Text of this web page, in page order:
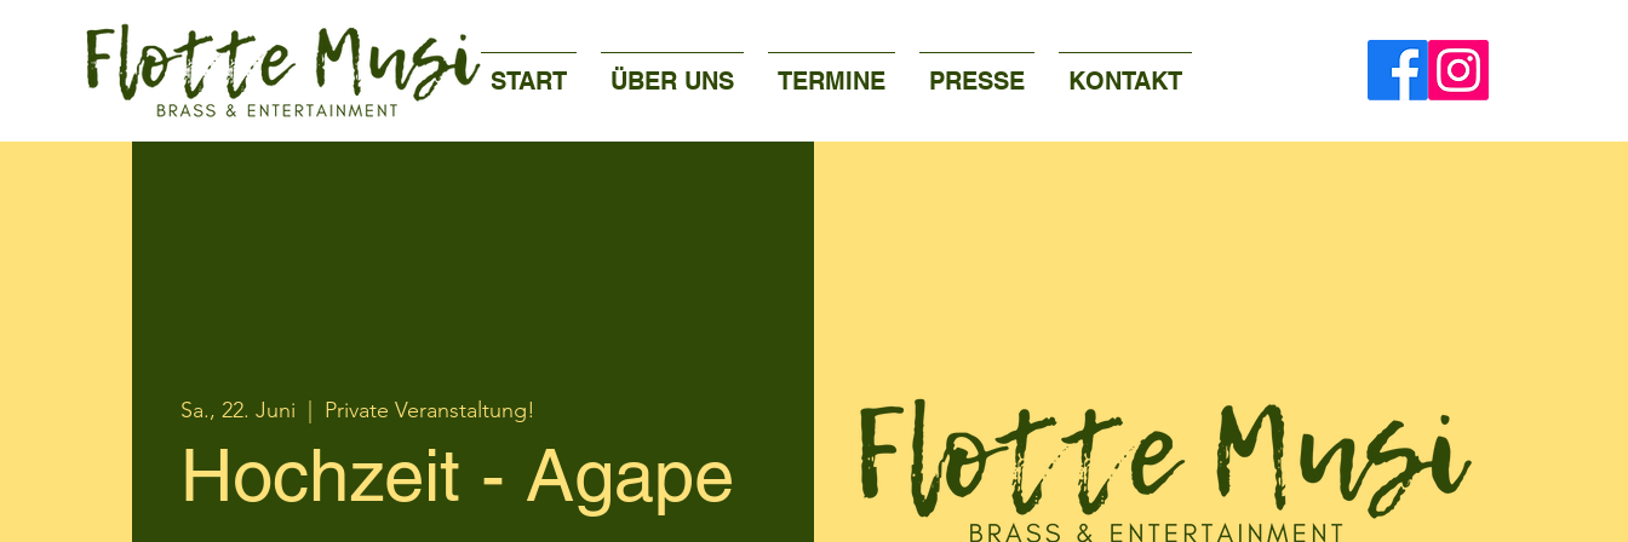
START ÜBER UNS TERMINE PRESSE KONTAKT
Sa., 22. Juni Private Veranstaltung!
Hochzeit - Agape